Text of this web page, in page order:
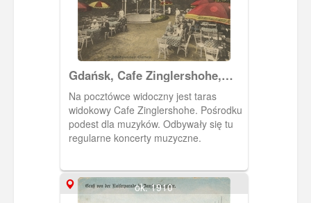
Gdańsk, Cafe Zinglershohe,
taras widokowy
Na pocztówce widoczny jest taras
widokowy Cafe Zinglershohe. Pośrodku
podest dla muzyków. Odbywały się tu
regularne koncerty muzyczne.
ok. 1910